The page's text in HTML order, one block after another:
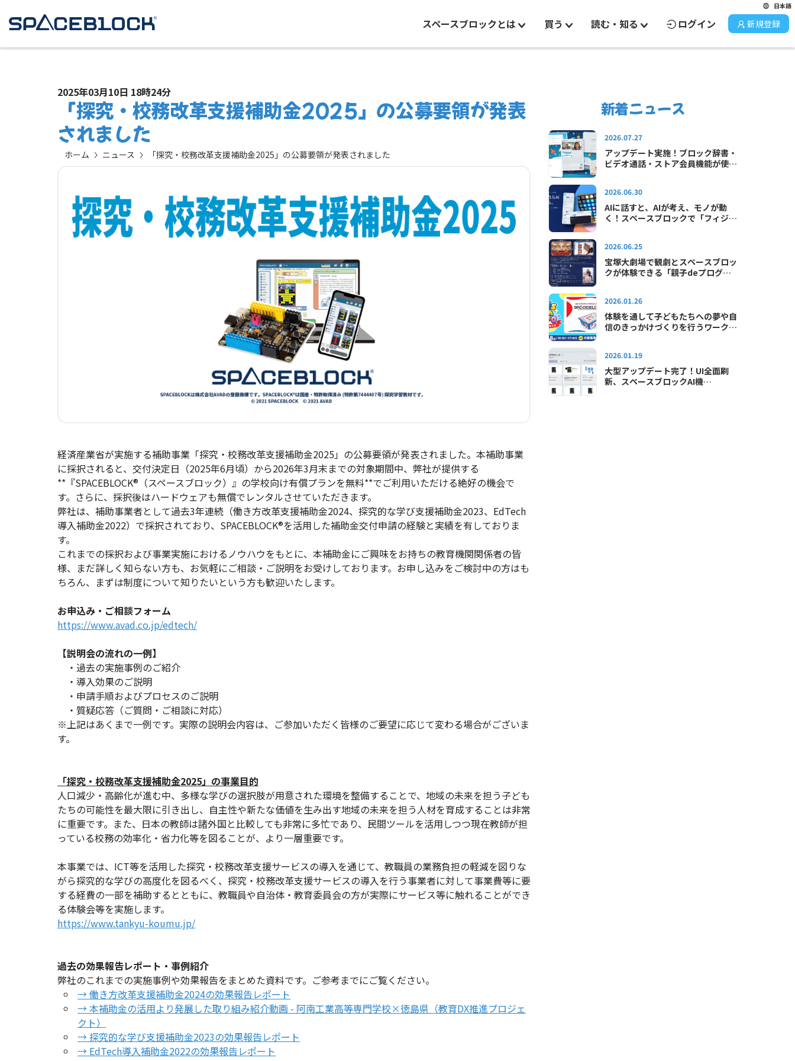
スペースブロックとは 買う 読む・知る ログイン 新規登録
日本語
2025年03月10日 18時24分
「探究・校務改革支援補助金2025」の公募要領が発表
されました
ホーム ニュース 「探究・校務改革支援補助金2025」の公募要領が発表されました
経済産業省が実施する補助事業「探究・校務改革支援補助金2025」の公募要領が発表されました。本補助事業
に採択されると、交付決定日（2025年6月頃）から2026年3月末までの対象期間中、弊社が提供する
**『SPACEBLOCK®（スペースブロック）』の学校向け有償プランを無料**でご利用いただける絶好の機会で
す。さらに、採択後はハードウェアも無償でレンタルさせていただきます。
弊社は、補助事業者として過去3年連続（働き方改革支援補助金2024、探究的な学び支援補助金2023、EdTech
導入補助金2022）で採択されており、SPACEBLOCK®を活用した補助金交付申請の経験と実績を有しておりま
す。
これまでの採択および事業実施におけるノウハウをもとに、本補助金にご興味をお持ちの教育機関関係者の皆
様、まだ詳しく知らない方も、お気軽にご相談・ご説明をお受けしております。お申し込みをご検討中の方はも
ちろん、まずは制度について知りたいという方も歓迎いたします。
お申込み・ご相談フォーム
https://www.avad.co.jp/edtech/
【説明会の流れの一例】
・過去の実施事例のご紹介
・導入効果のご説明
・申請手順およびプロセスのご説明
・質疑応答（ご質問・ご相談に対応）
※上記はあくまで一例です。実際の説明会内容は、ご参加いただく皆様のご要望に応じて変わる場合がございま
す。
「探究・校務改革支援補助金2025」の事業目的
人口減少・高齢化が進む中、多様な学びの選択肢が用意された環境を整備することで、地域の未来を担う子ども
たちの可能性を最大限に引き出し、自主性や新たな価値を生み出す地域の未来を担う人材を育成することは非常
に重要です。また、日本の教師は諸外国と比較しても非常に多忙であり、民間ツールを活用しつつ現在教師が担
っている校務の効率化・省力化等を図ることが、より一層重要です。
本事業では、ICT等を活用した探究・校務改革支援サービスの導入を通じて、教職員の業務負担の軽減を図りな
がら探究的な学びの高度化を図るべく、探究・校務改革支援サービスの導入を行う事業者に対して事業費等に要
する経費の一部を補助するとともに、教職員や自治体・教育委員会の方が実際にサービス等に触れることができ
る体験会等を実施します。
https://www.tankyu-koumu.jp/
過去の効果報告レポート・事例紹介
弊社のこれまでの実施事例や効果報告をまとめた資料です。ご参考までにご覧ください。
→ 働き方改革支援補助金2024の効果報告レポート
→ 本補助金の活用より発展した取り組み紹介動画 - 阿南工業高等専門学校×徳島県（教育DX推進プロジェ
クト）
→ 探究的な学び支援補助金2023の効果報告レポート
→ EdTech導入補助金2022の効果報告レポート
新着ニュース
2026.07.27
アップデート実施！ブロック辞書・
ビデオ通話・ストア会員機能が使え
2026.06.30
AIに話すと、AIが考え、モノが動
く！スペースブロックで「フィジカ
2026.06.25
宝塚大劇場で観劇とスペースブロッ
クが体験できる「親子deプログラ
2026.01.26
体験を通して子どもたちへの夢や自
信のきっかけづくりを行うワークシ
2026.01.19
大型アップデート完了！UI全面刷
新、スペースブロックAI機